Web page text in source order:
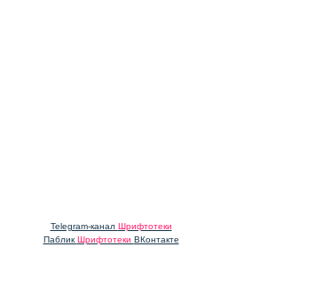
Telegram-канал Шрифтотеки
Паблик Шрифтотеки ВКонтакте